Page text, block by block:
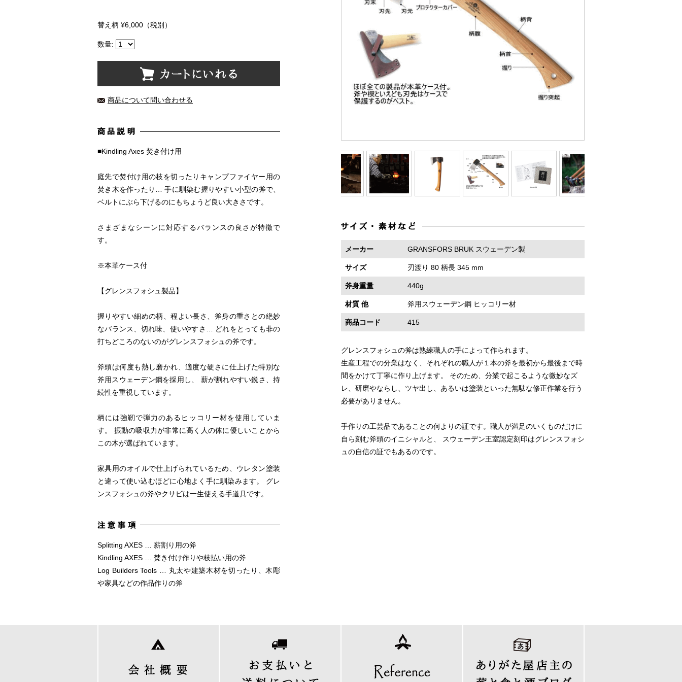
替え柄 ¥6,000（税別）
数量:
商品について問い合わせる
■Kindling Axes 焚き付け用
庭先で焚付け用の枝を切ったりキャンプファイヤー用の
焚き木を作ったり… 手に馴染む握りやすい小型の斧で、
ベルトにぶら下げるのにもちょうど良い大きさです。
さまざまなシーンに対応するバランスの良さが特徴で
す。
※本革ケース付
【グレンスフォシュ製品】
握りやすい細めの柄、程よい長さ、斧身の重さとの絶妙
なバランス、切れ味、使いやすさ… どれをとっても非の
打ちどころのないのがグレンスフォシュの斧です。
斧頭は何度も熱し磨かれ、適度な硬さに仕上げた特別な
斧用スウェーデン鋼を採用し、 薪が割れやすい鋭さ、持
続性を重視しています。
柄には強靭で弾力のあるヒッコリー材を使用していま
す。 振動の吸収力が非常に高く人の体に優しいことから
この木が選ばれています。
家具用のオイルで仕上げられているため、ウレタン塗装
と違って使い込むほどに心地よく手に馴染みます。 グレ
ンスフォシュの斧やクサビは一生使える手道具です。
Splitting AXES … 薪割り用の斧
Kindling AXES … 焚き付け作りや枝払い用の斧
Log Builders Tools … 丸太や建築木材を切ったり、木彫
や家具などの作品作りの斧
メーカー GRANSFORS BRUK スウェーデン製
サイズ 刃渡り 80 柄長 345 mm
斧身重量 440g
材質 他 斧用スウェーデン鋼 ヒッコリー材
商品コード 415
グレンスフォシュの斧は熟練職人の手によって作られます。
生産工程での分業はなく、それぞれの職人が１本の斧を最初から最後まで時
間をかけて丁寧に作り上げます。 そのため、分業で起こるような微妙なズ
レ、研磨やならし、ツヤ出し、あるいは塗装といった無駄な修正作業を行う
必要がありません。
手作りの工芸品であることの何よりの証です。職人が満足のいくものだけに
自ら刻む斧頭のイニシャルと、 スウェーデン王室認定刻印はグレンスフォシ
ュの自信の証でもあるのです。